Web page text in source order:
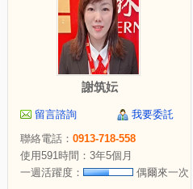
謝筑妘
留言諮詢
我要委託
聯絡電話： 0913-718-558
使用591時間：3年5個月
一週活躍度：
偶爾來一次